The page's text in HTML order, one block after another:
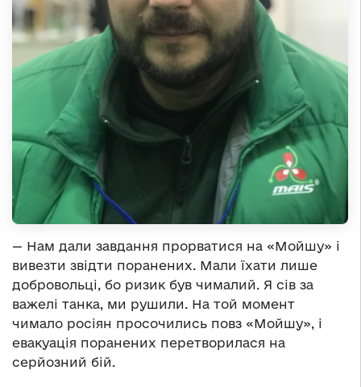
— Нам дали завдання прорватися на «Мойшу» і
вивезти звідти поранених. Мали їхати лише
добровольці, бо ризик був чималий. Я сів за
важелі танка, ми рушили. На той момент
чимало росіян просочились повз «Мойшу», і
евакуація поранених перетворилася на
серйозний бій.